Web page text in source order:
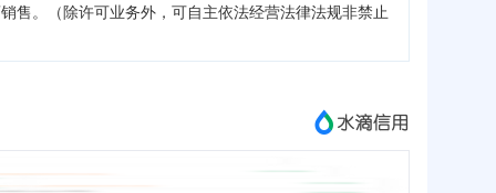
售。（除许可业务外，可自主依法经营法律法规非禁止